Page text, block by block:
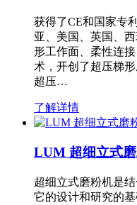
获得了CE和国家专
亚、美国、英国、
形工作面、柔性连
术，开创了超压梯
超压…
了解详情
LUM 超细立式
超细立式磨粉机是
它的设计和研究的